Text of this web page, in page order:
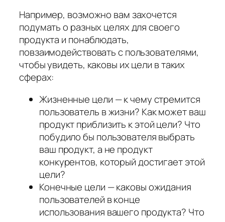
Например, возможно вам захочется
подумать о разных целях для своего
продукта и понаблюдать,
повзаимодействовать с пользователями,
чтобы увидеть, каковы их цели в таких
сферах:
Жизненные цели — к чему стремится
пользователь в жизни? Как может ваш
продукт приблизить к этой цели? Что
побудило бы пользователя выбрать
ваш продукт, а не продукт
конкурентов, который достигает этой
цели?
Конечные цели — каковы ожидания
пользователей в конце
использования вашего продукта? Что